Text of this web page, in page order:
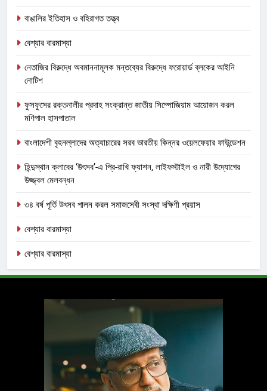
বাঙালির ইতিহাস ও বহিরাগত তত্ত্ব
বেশ্যার বারমাস্যা
নেতাজির বিরুদ্ধে অবমাননামূলক মন্তব্যের বিরুদ্ধে ফরোয়ার্ড ব্লকের আইনি
নোটিশ
ফুসফুসের রক্তনালীর প্রদাহ সংক্রান্ত জাতীয় সিম্পোজিয়াম আয়োজন করল
মণিপাল হাসপাতাল
বাংলাদেশী বৃহনল্লাদের অত্যাচারের সরব ভারতীয় কিন্নর ওয়েলফেয়ার ফাউন্ডেশন
হিন্দুস্থান ক্লাবের ‘উৎসব’-এ প্রি-রাখি ফ্যাশন, লাইফস্টাইল ও নারী উদ্যোগের
উজ্জ্বল মেলবন্ধন
৩৪ বর্ষ পূর্তি উৎসব পালন করল সমাজসেবী সংস্থা দক্ষিণী প্রয়াস
বেশ্যার বারমাস্যা
বেশ্যার বারমাস্যা